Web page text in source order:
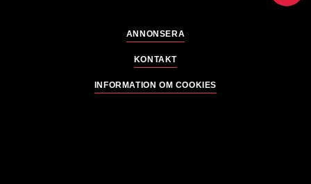
ANNONSERA
KONTAKT
INFORMATION OM COOKIES